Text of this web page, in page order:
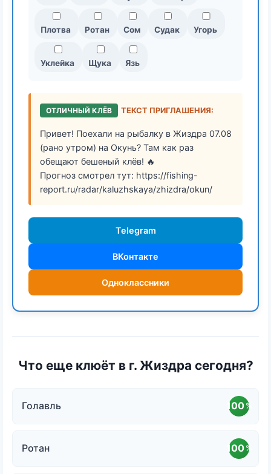
Плотва Ротан Сом Судак Угорь
Уклейка Щука Язь
ОТЛИЧНЫЙ КЛЁВ ТЕКСТ ПРИГЛАШЕНИЯ:
Привет! Поехали на рыбалку в Жиздра 07.08
(рано утром) на Окунь? Там как раз
обещают бешеный клёв! 🔥
Прогноз смотрел тут: https://fishing-
report.ru/radar/kaluzhskaya/zhizdra/okun/
Telegram
ВКонтакте
Одноклассники
Что еще клюёт в г. Жиздра сегодня?
Голавль 100 %
Ротан 100 %